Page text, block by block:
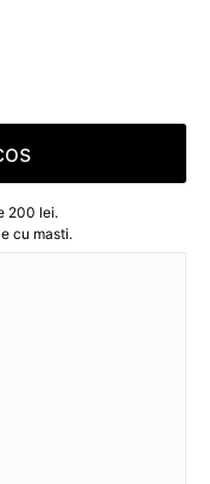
200 lei.
cu masti.